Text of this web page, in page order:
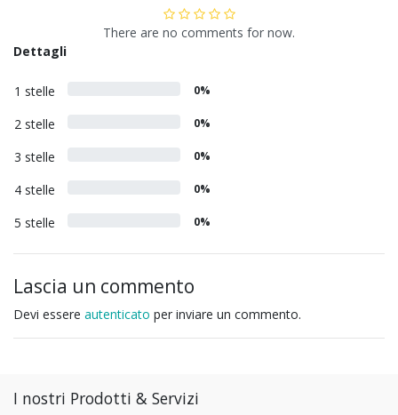
There are no comments for now.
Dettagli
1 stelle 0%
2 stelle 0%
3 stelle 0%
4 stelle 0%
5 stelle 0%
Lascia un commento
Devi essere autenticato per inviare un commento.
I nostri Prodotti & Servizi